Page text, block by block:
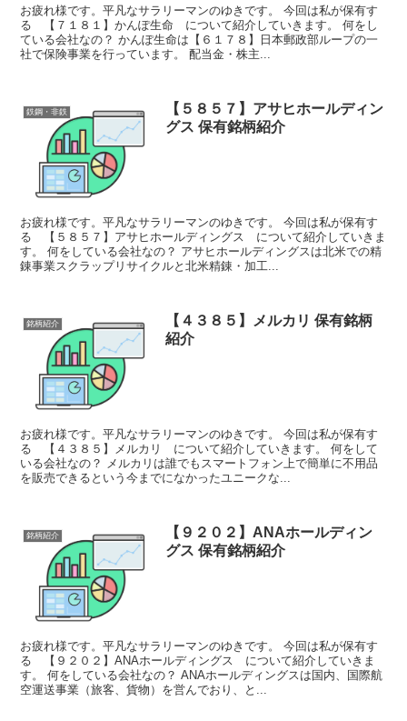
お疲れ様です。平凡なサラリーマンのゆきです。 今回は私が保有す
る 【７１８１】かんぽ生命 について紹介していきます。 何をし
ている会社なの？ かんぽ生命は【６１７８】日本郵政部ループの一
社で保険事業を行っています。 配当金・株主...
鉄鋼・非鉄
【５８５７】アサヒホールディン
グス 保有銘柄紹介
お疲れ様です。平凡なサラリーマンのゆきです。 今回は私が保有す
る 【５８５７】アサヒホールディングス について紹介していきま
す。 何をしている会社なの？ アサヒホールディングスは北米での精
錬事業スクラップリサイクルと北米精錬・加工...
銘柄紹介
【４３８５】メルカリ 保有銘柄
紹介
お疲れ様です。平凡なサラリーマンのゆきです。 今回は私が保有す
る 【４３８５】メルカリ について紹介していきます。 何をして
いる会社なの？ メルカリは誰でもスマートフォン上で簡単に不用品
を販売できるという今までになかったユニークな...
銘柄紹介
【９２０２】ANAホールディン
グス 保有銘柄紹介
お疲れ様です。平凡なサラリーマンのゆきです。 今回は私が保有す
る 【９２０２】ANAホールディングス について紹介していきま
す。 何をしている会社なの？ ANAホールディングスは国内、国際航
空運送事業（旅客、貨物）を営んでおり、と...